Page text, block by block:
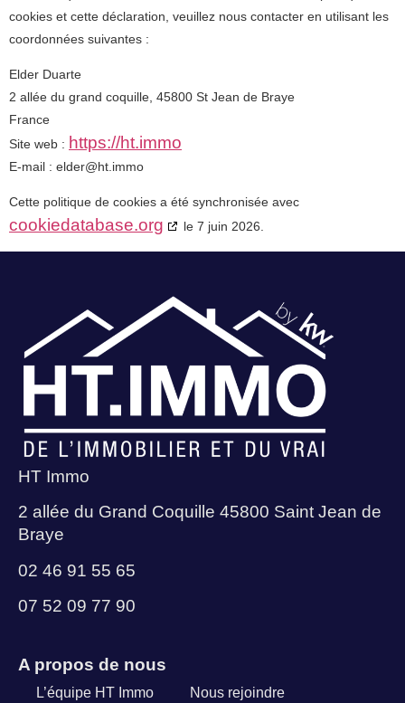
cookies et cette déclaration, veuillez nous contacter en utilisant les
coordonnées suivantes :
Elder Duarte
2 allée du grand coquille, 45800 St Jean de Braye
France
Site web : https://ht.immo
E-mail : elder@ht.immo
Cette politique de cookies a été synchronisée avec
cookiedatabase.org le 7 juin 2026.
HT Immo
2 allée du Grand Coquille 45800 Saint Jean de
Braye
02 46 91 55 65
07 52 09 77 90
A propos de nous
L’équipe HT Immo
Nous rejoindre